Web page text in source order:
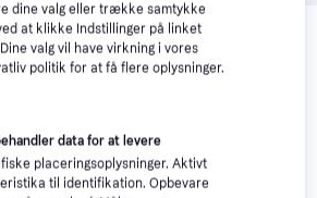
produkter, der matcher dine
100+
dine valg eller trække samtykke
at klikke Indstillinger på linket
valg vil have virkning i vores
politik for at få flere oplysninger.
data for at levere
placeringsoplysninger. Aktivt
til identifikation. Opbevare